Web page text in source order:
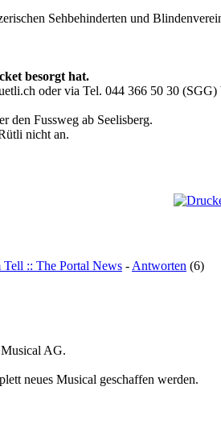
Sehbehinderten und
besorgt hat.
oder via Tel. 044 366 50 30 (SGG)
den Fussweg ab Seelisberg.
nicht an.
Tell :: The Portal News - Antworten (6)
AG.
neues Musical geschaffen werden.